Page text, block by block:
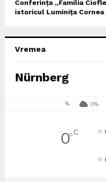
Conferința „Familia
istoricul Luminița Cornea
Vremea
Nürnberg
% 0%
0°C